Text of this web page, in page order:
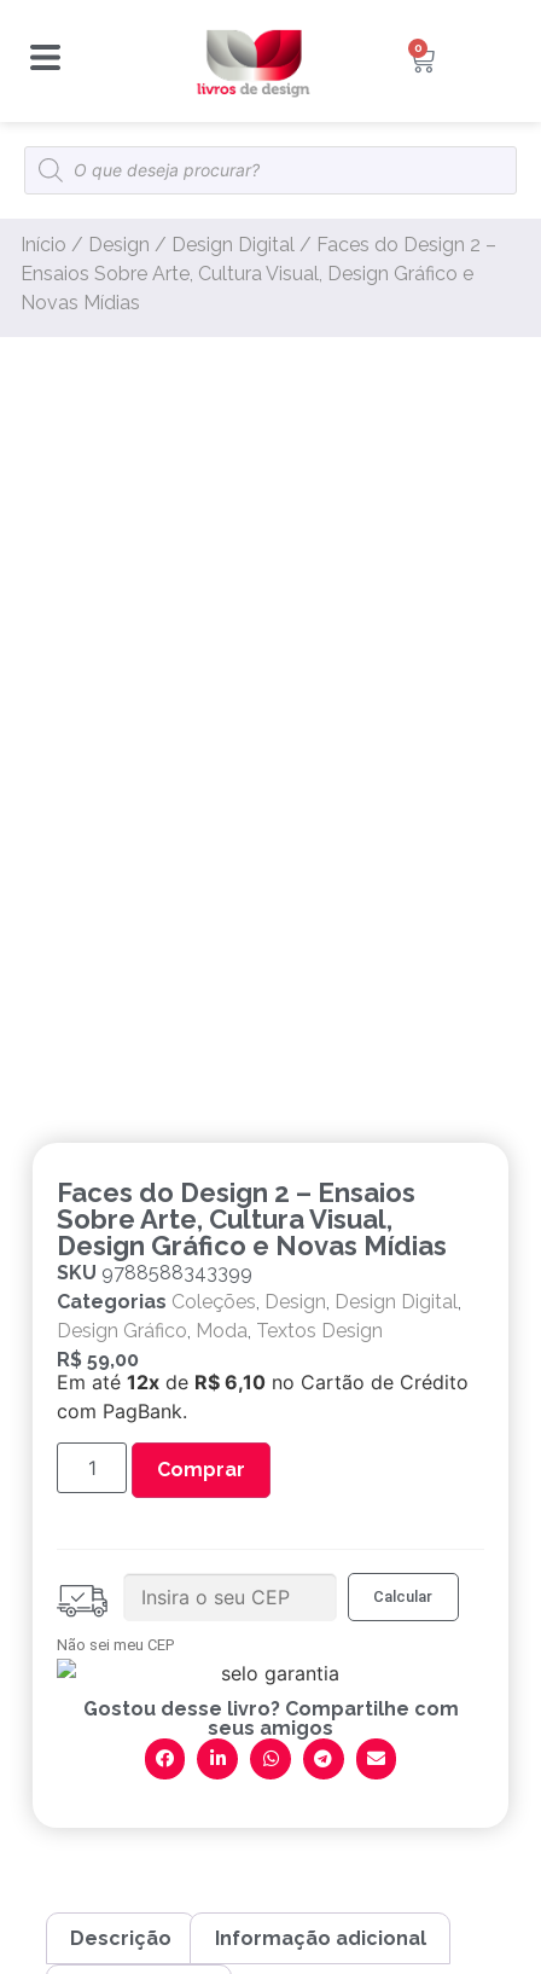
0
Início / Design / Design Digital / Faces do Design 2 –
Ensaios Sobre Arte, Cultura Visual, Design Gráfico e
Novas Mídias
Faces do Design 2 – Ensaios
Sobre Arte, Cultura Visual,
Design Gráfico e Novas Mídias
SKU 9788588343399
Categorias Coleções Design Design Digital
Design Gráfico Moda Textos Design
R$ 59,00
Em até 12x de R$ 6,10 no Cartão de Crédito
com PagBank.
Comprar
Não sei meu CEP
Gostou desse livro? Compartilhe com
seus amigos
Descrição Informação adicional